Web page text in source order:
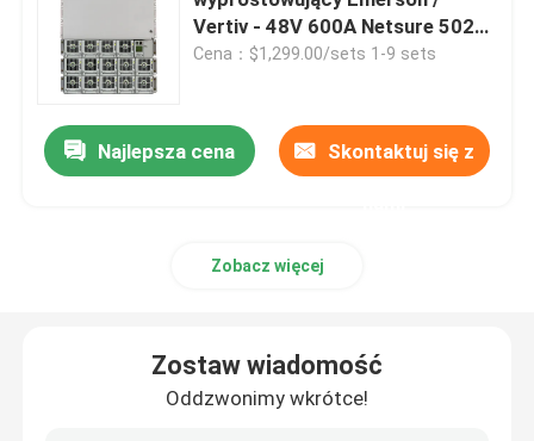
Szafka akumulatorów telekomunikacyjnych
Sterowanie sieciowego serwera
Moduł prostownika
Vertiv - 48V 600A Netsure 502
System zasilania pełnym prądem
Cena：$1,299.00/sets 1-9 sets
Najlepsza cena Skontaktuj się z
Zobacz więcej
Zostaw wiadomość
Oddzwonimy wkrótce!